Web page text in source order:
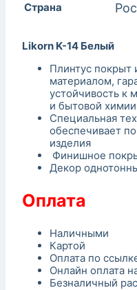
Страна
Likorn K-14 Белый
Плинтус
материалом,
устойчивость к
и бытовой химии
Специальная
обеспечивает
изделия
Финишное
Декор
Оплата
Наличными
Картой
Оплата по
Онлайн оплата
Безналичный